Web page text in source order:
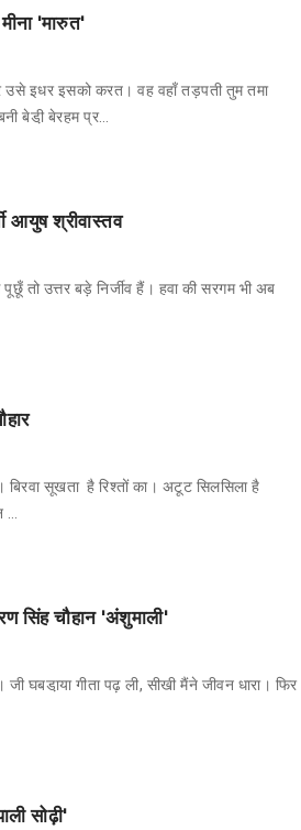
'मारुत'
इधर इसको करत। वह वहाँ तड़पती तुम तमा
बेडी़ बेरहम प्र…
आयुष श्रीवास्तव
तो उत्तर बड़े निर्जीव हैं। हवा की सरगम भी अब
सूखता है रिश्तों का। अटूट सिलसिला है
सिंह चौहान 'अंशुमाली'
घबडा़या गीता पढ़ ली, सीखी मैंने जीवन धारा। फिर
सोढ़ी'